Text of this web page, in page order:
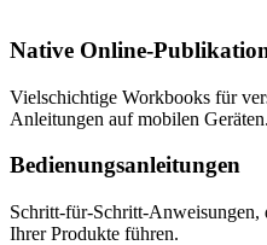
Native Online-
Vielschichtige Workbooks für
Anleitungen auf mobilen Geräten.
Bedienungsanleitungen
Schritt-für-Schritt-Anweisungen,
Ihrer Produkte führen.